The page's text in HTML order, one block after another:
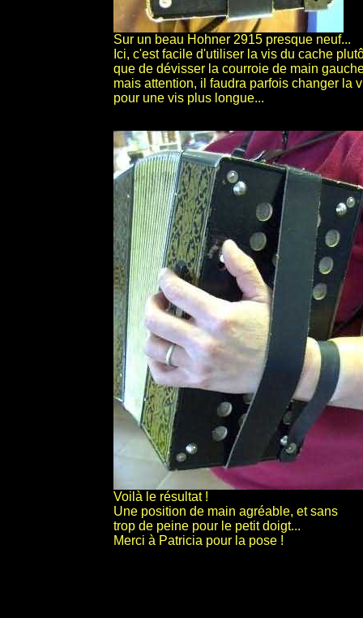
Sur un beau Hohner 2915 presque neuf...
Ici, c'est facile d'utiliser la vis du cache
que de dévisser la courroie de main
mais attention, il faudra parfois changer la
pour une vis plus longue...
Voilà le résultat !
Une position de main agréable, et sans
trop de peine pour le petit doigt...
Merci à Patricia pour la pose !